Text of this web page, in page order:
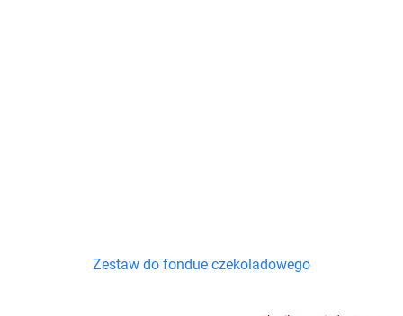
Zestaw do fondue czekoladowego